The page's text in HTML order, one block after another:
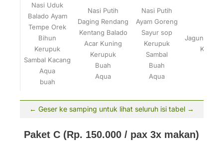
Nasi Uduk
Balado Ayam
Tempe Orek
Bihun
Kerupuk
Sambal Kacang
Aqua
buah
Nasi Putih
Daging Rendang
Kentang Balado
Acar Kuning
Kerupuk
Buah
Aqua
Nasi Putih
Ayam Goreng
Sayur sop
Kerupuk
Sambal
Buah
Aqua
Jagung
Kopi
Paket C (Rp. 150.000 / pax 3x makan)